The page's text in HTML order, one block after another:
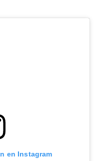
en Instagram